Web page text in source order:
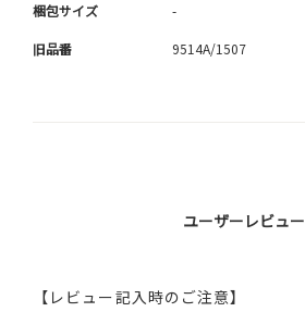
梱包サイズ -
旧品番 9514A/1507
ユーザーレビュー
【レビュー記入時のご注意】